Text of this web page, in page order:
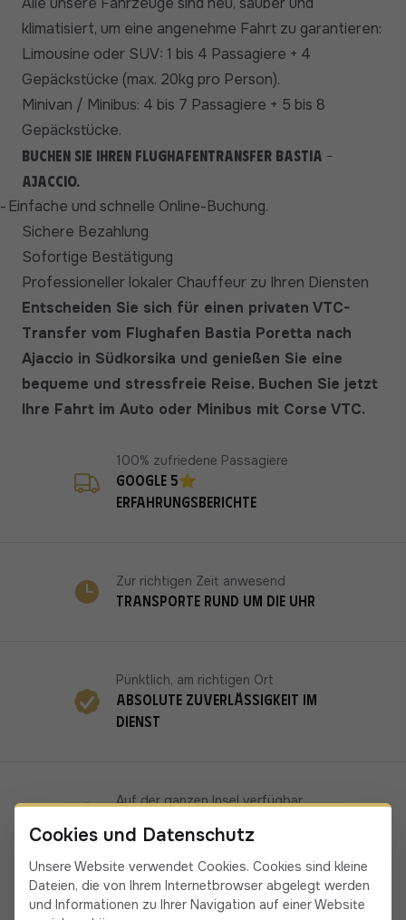
klimatisiert, um eine angenehme Fahrt zu garantieren:
Limousine oder SUV: 1 bis 4 Passagiere + 4
Gepäckstücke (max. 20kg pro Person).
Minivan / Minibus: 4 bis 7 Passagiere + 5 bis 8
Gepäckstücke.
Buchen Sie Ihren Flughafentransfer Bastia -
Ajaccio.
- Einfache und schnelle Online-Buchung.
Sichere Bezahlung
Sofortige Bestätigung
Professioneller lokaler Chauffeur zu Ihren Diensten
Entscheiden Sie sich für einen privaten VTC-
Transfer vom Flughafen Bastia Poretta nach
Ajaccio in Südkorsika und genießen Sie eine
bequeme und stressfreie Reise. Buchen Sie jetzt
Ihre Fahrt im Auto oder Minibus mit Corse VTC.
Google 5⭐
Erfahrungsberichte
100% zufriedene Passagiere
Transporte rund um die Uhr
Zur richtigen Zeit anwesend
Absolute Zuverlässigkeit im
Dienst
Pünktlich, am richtigen Ort
Auf der ganzen Insel verfügbar
Cookies und Datenschutz
Unsere Website verwendet Cookies. Cookies sind kleine
Dateien, die von Ihrem Internetbrowser abgelegt werden
und Informationen zu Ihrer Navigation auf einer Website